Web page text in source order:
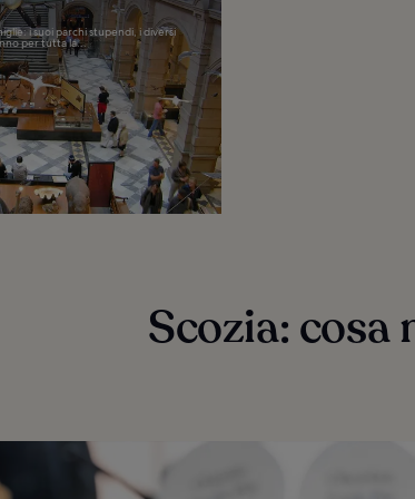
i suoi parchi stupendi, i diversi
per tutta la...
Scozia: cosa